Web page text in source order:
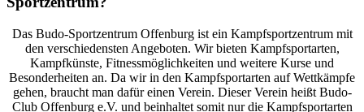
Das Budo-Sportzentrum Offenburg ist ein Kampfsportzentrum mit
den verschiedensten Angeboten. Wir bieten Kampfsportarten,
Kampfkünste, Fitnessmöglichkeiten und weitere Kurse und
Besonderheiten an. Da wir in den Kampfsportarten auf Wettkämpfe
gehen, braucht man dafür einen Verein. Dieser Verein heißt Budo-
Club Offenburg e.V. und beinhaltet somit nur die Kampfsportarten